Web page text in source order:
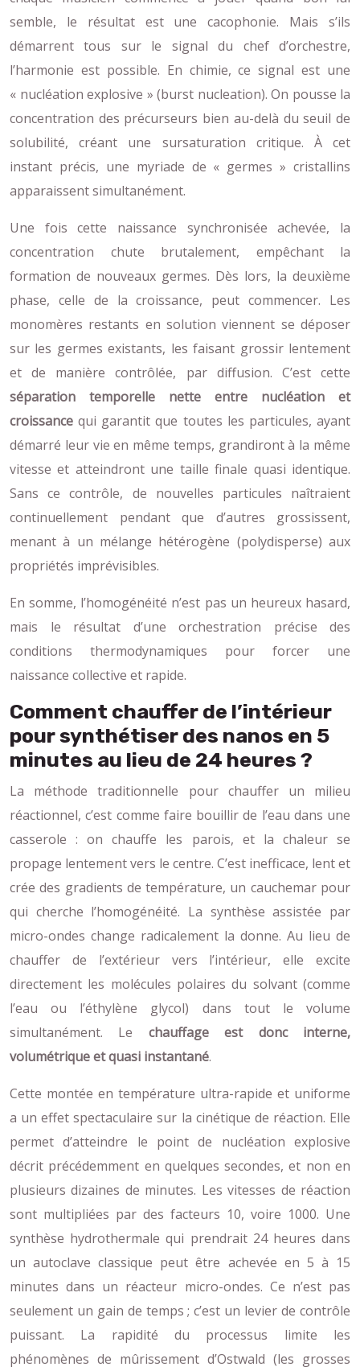
semble, le résultat est une cacophonie. Mais s’ils
démarrent tous sur le signal du chef d’orchestre,
l’harmonie est possible. En chimie, ce signal est une
« nucléation explosive » (burst nucleation). On pousse la
concentration des précurseurs bien au-delà du seuil de
solubilité, créant une sursaturation critique. À cet
instant précis, une myriade de « germes » cristallins
apparaissent simultanément.
Une fois cette naissance synchronisée achevée, la
concentration chute brutalement, empêchant la
formation de nouveaux germes. Dès lors, la deuxième
phase, celle de la croissance, peut commencer. Les
monomères restants en solution viennent se déposer
sur les germes existants, les faisant grossir lentement
et de manière contrôlée, par diffusion. C’est cette
séparation temporelle nette entre nucléation et
croissance qui garantit que toutes les particules, ayant
démarré leur vie en même temps, grandiront à la même
vitesse et atteindront une taille finale quasi identique.
Sans ce contrôle, de nouvelles particules naîtraient
continuellement pendant que d’autres grossissent,
menant à un mélange hétérogène (polydisperse) aux
propriétés imprévisibles.
En somme, l’homogénéité n’est pas un heureux hasard,
mais le résultat d’une orchestration précise des
conditions thermodynamiques pour forcer une
naissance collective et rapide.
Comment chauffer de l’intérieur
pour synthétiser des nanos en 5
minutes au lieu de 24 heures ?
La méthode traditionnelle pour chauffer un milieu
réactionnel, c’est comme faire bouillir de l’eau dans une
casserole : on chauffe les parois, et la chaleur se
propage lentement vers le centre. C’est inefficace, lent et
crée des gradients de température, un cauchemar pour
qui cherche l’homogénéité. La synthèse assistée par
micro-ondes change radicalement la donne. Au lieu de
chauffer de l’extérieur vers l’intérieur, elle excite
directement les molécules polaires du solvant (comme
l’eau ou l’éthylène glycol) dans tout le volume
simultanément. Le chauffage est donc interne,
volumétrique et quasi instantané.
Cette montée en température ultra-rapide et uniforme
a un effet spectaculaire sur la cinétique de réaction. Elle
permet d’atteindre le point de nucléation explosive
décrit précédemment en quelques secondes, et non en
plusieurs dizaines de minutes. Les vitesses de réaction
sont multipliées par des facteurs 10, voire 1000. Une
synthèse hydrothermale qui prendrait 24 heures dans
un autoclave classique peut être achevée en 5 à 15
minutes dans un réacteur micro-ondes. Ce n’est pas
seulement un gain de temps ; c’est un levier de contrôle
puissant. La rapidité du processus limite les
phénomènes de mûrissement d’Ostwald (les grosses